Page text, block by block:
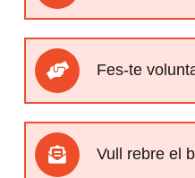
Fes-te
Vull rebre el